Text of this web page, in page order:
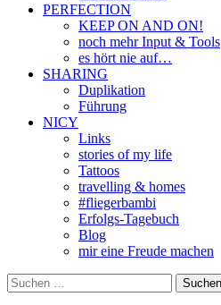
PERFECTION
KEEP ON AND ON!
noch mehr Input & Tools
es hört nie auf…
SHARING
Duplikation
Führung
NICY
Links
stories of my life
Tattoos
travelling & homes
#fliegerbambi
Erfolgs-Tagebuch
Blog
mir eine Freude machen
Suchen
nach: